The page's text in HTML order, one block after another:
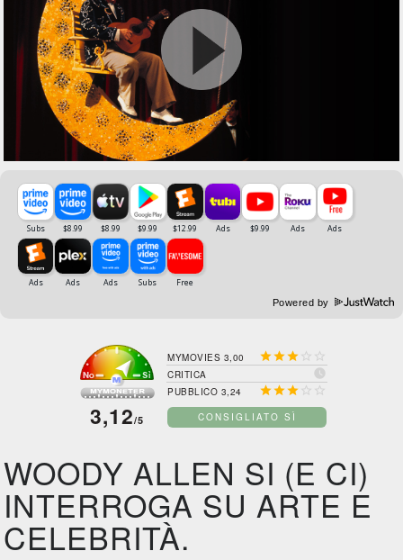
Powered by
3,12/5
MYMOVIES 3,00   
CRITICA 
PUBBLICO 3,24   
CONSIGLIATO SÌ
WOODY ALLEN SI (E CI)
INTERROGA SU ARTE E
CELEBRITÀ.